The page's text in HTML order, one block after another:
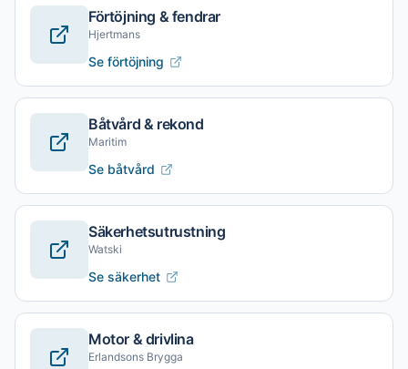
Förtöjning & fendrar
Hjertmans
Se förtöjning
Båtvård & rekond
Maritim
Se båtvård
Säkerhetsutrustning
Watski
Se säkerhet
Motor & drivlina
Erlandsons Brygga